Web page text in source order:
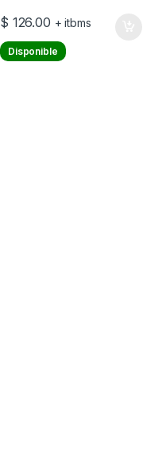
$ 126.00 + itbms
Disponible